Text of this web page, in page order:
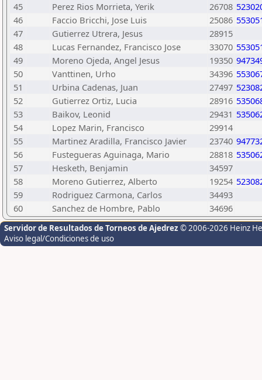
45
Perez Rios Morrieta, Yerik 26708
46
Faccio Bricchi, Jose Luis 25086
47
Gutierrez Utrera, Jesus
28915
48
Lucas Fernandez, Francisco Jose 33070
49
Moreno Ojeda, Angel Jesus 19350
50
Vanttinen, Urho 34396
51
Urbina Cadenas, Juan 27497
52
Gutierrez Ortiz, Lucia 28916
53
Baikov, Leonid 29431
54
Lopez Marin, Francisco
29914
55
Martinez Aradilla, Francisco Javier 23740
56
Fustegueras Aguinaga, Mario 28818
57
Hesketh, Benjamin
34597
58
Moreno Gutierrez, Alberto 19254
59
Rodriguez Carmona, Carlos
34493
60
Sanchez de Hombre, Pablo 34696
Servidor de Resultados de Torneos de Ajedrez © 2006-2026 Heinz
Aviso legal/Condiciones de uso